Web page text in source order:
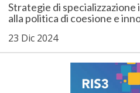
Strategie di
alla politica di coesione e
23 Dic 2024